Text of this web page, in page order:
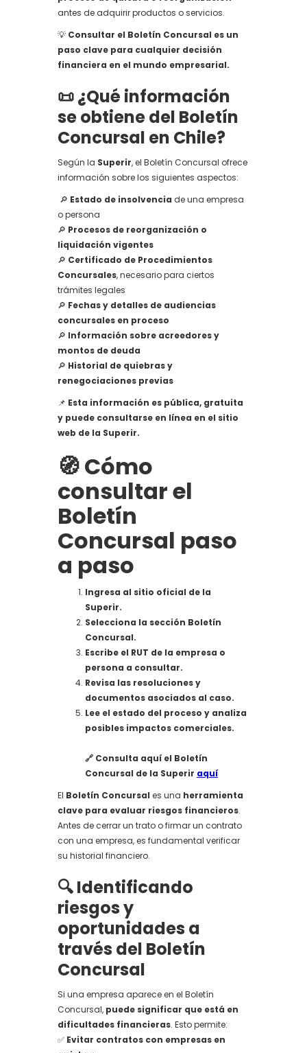
antes de adquirir productos o servicios.
💡 Consultar el Boletín Concursal es un
paso clave para cualquier decisión
financiera en el mundo empresarial.
📜 ¿Qué información
se obtiene del Boletín
Concursal en Chile?
Según la Superir, el Boletín Concursal ofrece
información sobre los siguientes aspectos:
🔎 Estado de insolvencia de una empresa
o persona
🔎 Procesos de reorganización o
liquidación vigentes
🔎 Certificado de Procedimientos
Concursales, necesario para ciertos
trámites legales
🔎 Fechas y detalles de audiencias
concursales en proceso
🔎 Información sobre acreedores y
montos de deuda
🔎 Historial de quiebras y
renegociaciones previas
📌 Esta información es pública, gratuita
y puede consultarse en línea en el sitio
web de la Superir.
🧭 Cómo
consultar el
Boletín
Concursal paso
a paso
Ingresa al sitio oficial de la
Superir.
Selecciona la sección Boletín
Concursal.
Escribe el RUT de la empresa o
persona a consultar.
Revisa las resoluciones y
documentos asociados al caso.
Lee el estado del proceso y analiza
posibles impactos comerciales.
🔗 Consulta aquí el Boletín
Concursal de la Superir aquí
El Boletín Concursal es una herramienta
clave para evaluar riesgos financieros.
Antes de cerrar un trato o firmar un contrato
con una empresa, es fundamental verificar
su historial financiero.
🔍 Identificando
riesgos y
oportunidades a
través del Boletín
Concursal
Si una empresa aparece en el Boletín
Concursal, puede significar que está en
dificultades financieras. Esto permite:
✅ Evitar contratos con empresas en